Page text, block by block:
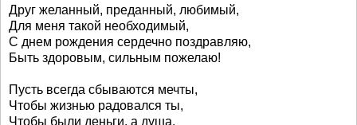
Друг желанный, преданный, любимый,
Для меня такой необходимый,
С днем рождения сердечно поздравляю,
Быть здоровым, сильным пожелаю!
Пусть всегда сбываются мечты,
Чтобы жизнью радовался ты,
Чтобы были деньги, а душа,